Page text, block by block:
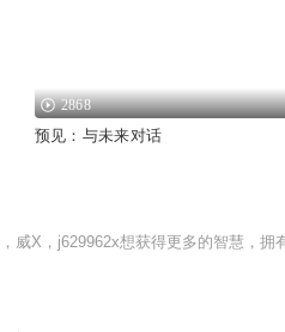
2868
预见：与未来对话